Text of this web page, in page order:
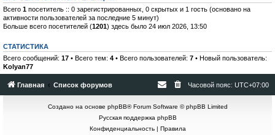
Всего 1 посетитель :: 0 зарегистрированных, 0 скрытых и 1 гость (основано на
активности пользователей за последние 5 минут)
Больше всего посетителей (1201) здесь было 24 июл 2026, 13:50
СТАТИСТИКА
Всего сообщений: 17 • Всего тем: 4 • Всего пользователей: 7 • Новый пользователь:
Kolyan77
Главная Список форумов Часовой пояс: UTC+07:00
Создано на основе phpBB® Forum Software © phpBB Limited
Русская поддержка phpBB
Конфиденциальность| Правила